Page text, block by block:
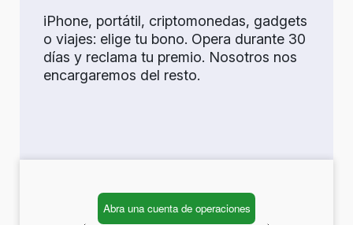
iPhone, portátil, criptomonedas, gadgets
o viajes: elige tu bono. Opera durante 30
días y reclama tu premio. Nosotros nos
encargaremos del resto.
Abra una cuenta de operaciones